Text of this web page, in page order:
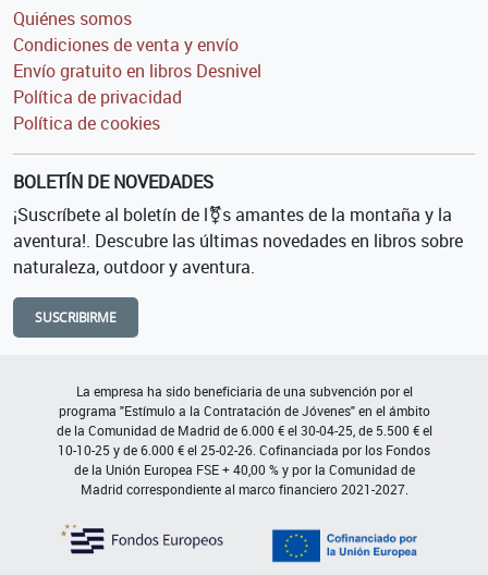
Quiénes somos
Condiciones de venta y envío
Envío gratuito en libros Desnivel
Política de privacidad
Política de cookies
BOLETÍN DE NOVEDADES
¡Suscríbete al boletín de l⚧s amantes de la montaña y la
aventura!. Descubre las últimas novedades en libros sobre
naturaleza, outdoor y aventura.
SUSCRIBIRME
La empresa ha sido beneficiaria de una subvención por el
programa "Estímulo a la Contratación de Jóvenes" en el ámbito
de la Comunidad de Madrid de 6.000 € el 30-04-25, de 5.500 € el
10-10-25 y de 6.000 € el 25-02-26. Cofinanciada por los Fondos
de la Unión Europea FSE + 40,00 % y por la Comunidad de
Madrid correspondiente al marco financiero 2021-2027.